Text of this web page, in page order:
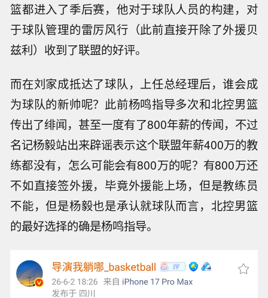
篮都进入了季后赛，他对于球队人员的构建，对
于球队管理的雷厉风行（此前直接开除了外援贝
兹利）收到了联盟的好评。
而在刘家成抵达了球队，上任总经理后，谁会成
为球队的新帅呢？此前杨鸣指导多次和北控男篮
传出了绯闻，甚至一度有了800年薪的传闻，不过
名记杨毅站出来辟谣表示这个联盟年薪400万的教
练都没有，怎么可能会有800万的呢？有800万还
不如直接签外援，毕竟外援能上场，但是教练员
不能，但是杨毅也是承认就球队而言，北控男篮
的最好选择的确是杨鸣指导。